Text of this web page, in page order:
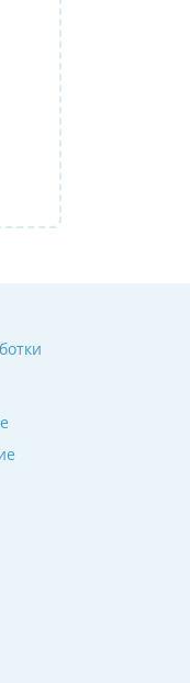
язык
Степановной у
довольна, что